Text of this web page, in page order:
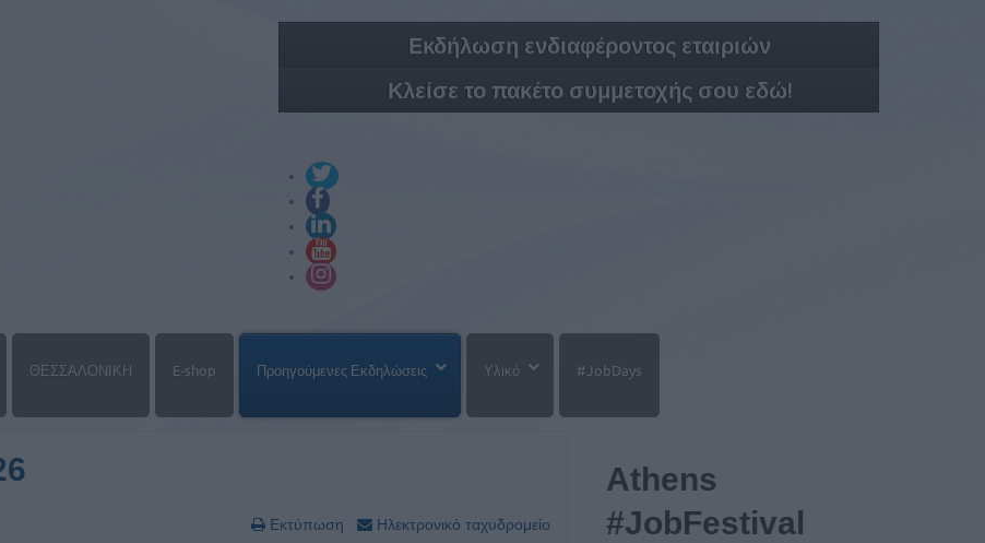
Εκδήλωση ενδιαφέροντος εταιριών
Κλείσε το πακέτο συμμετοχής σου εδώ!
ΘΕΣΣΑΛΟΝΙΚΗ E-shop Προηγούμενες Εκδηλώσεις Υλικό #JobDays
Εκτύπωση Ηλεκτρονικό ταχυδρομείο
Athens
#JobFestival